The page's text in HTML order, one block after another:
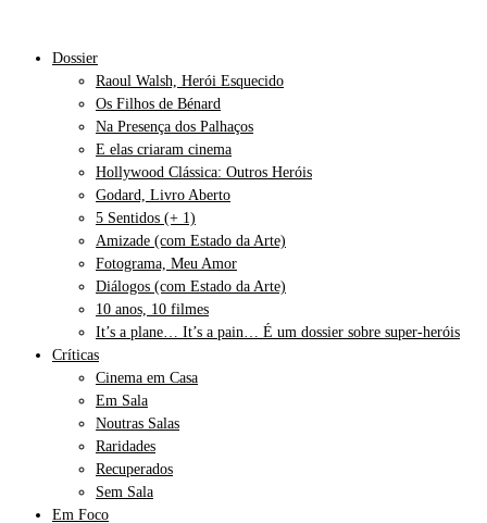
Dossier
Raoul Walsh, Herói Esquecido
Os Filhos de Bénard
Na Presença dos Palhaços
E elas criaram cinema
Hollywood Clássica: Outros Heróis
Godard, Livro Aberto
5 Sentidos (+ 1)
Amizade (com Estado da Arte)
Fotograma, Meu Amor
Diálogos (com Estado da Arte)
10 anos, 10 filmes
It’s a plane… It’s a pain… É um dossier sobre super-heróis
Críticas
Cinema em Casa
Em Sala
Noutras Salas
Raridades
Recuperados
Sem Sala
Em Foco